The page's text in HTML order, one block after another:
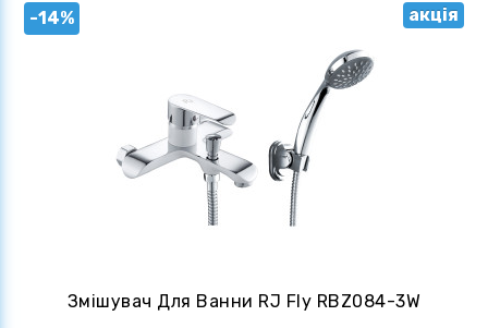
-14% акція
Змішувач Для Ванни RJ Fly RBZ084-3W